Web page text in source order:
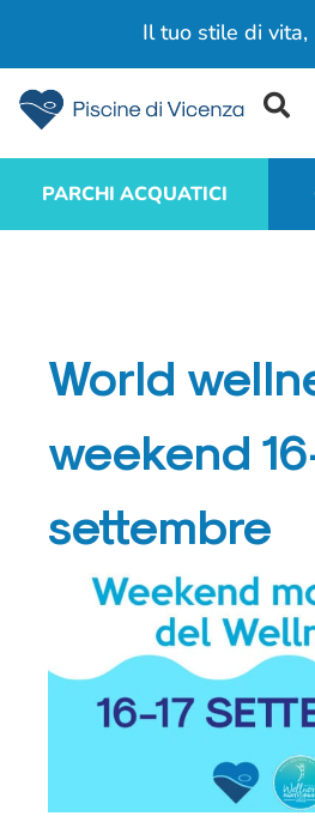
Il tuo stile di vita,
PARCHI ACQUATICI
World
weekend
settembre